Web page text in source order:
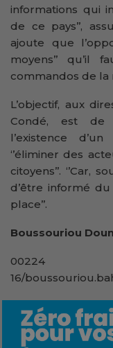
informations qui
de ce pays’’,
ajoute que
moyens’’ qu’il
commandos de la
L’objectif, aux
Condé, est de
l’existence
‘’éliminer des
citoyens’’.
d’être informé
place’’.
Boussouriou
16/